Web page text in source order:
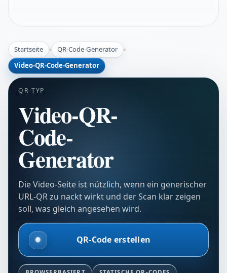
Startseite
QR-Code-Generator
Video-QR-Code-Generator
QR-TYP
Video-QR-
Code-
Generator
Die Video-Seite ist nützlich, wenn ein generischer
URL-QR zu nackt wirkt und der Scan klar zeigen
soll, was gleich angesehen wird.
QR-Code erstellen